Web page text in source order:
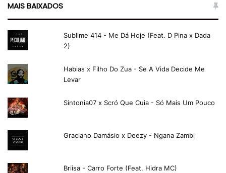
MAIS BAIXADOS
Sublime 414 - Me Dá Hoje (Feat. D Pina x Dada
2)
Habias x Filho Do Zua - Se A Vida Decide Me
Levar
Sintonia07 x Scró Que Cuia - Só Mais Um Pouco
Graciano Damásio x Deezy - Ngana Zambi
Briisa - Carro Forte (Feat. Hidra MC)